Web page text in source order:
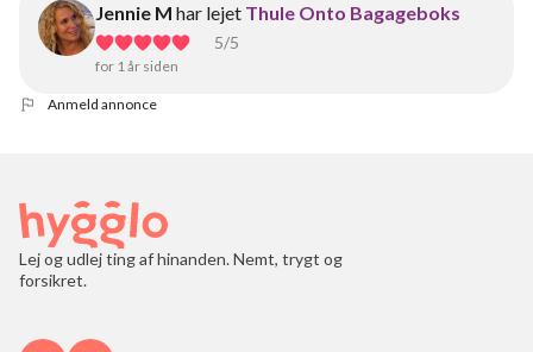
Jennie M har lejet Thule Onto Bagageboks
5/5
for 1 år siden
Anmeld annonce
Lej og udlej ting af hinanden. Nemt, trygt og
forsikret.